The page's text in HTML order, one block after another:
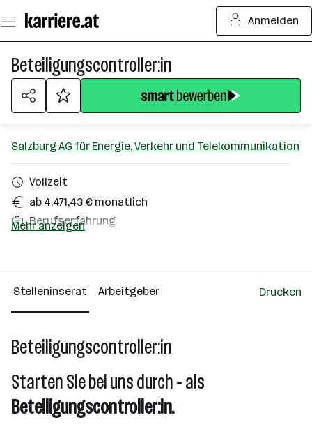
Seiteninhalt
springen
Anmelden
Beteiligungscontroller:in
Salzburg AG für Energie, Verkehr und Telekommunikation
Vollzeit
ab 4.471,43 € monatlich
Berufserfahrung
Salzburg
Mehr anzeigen
Stelleninserat Arbeitgeber Drucken
Beteiligungscontroller:in
Starten Sie bei uns durch - als
Beteiligungscontroller:in.